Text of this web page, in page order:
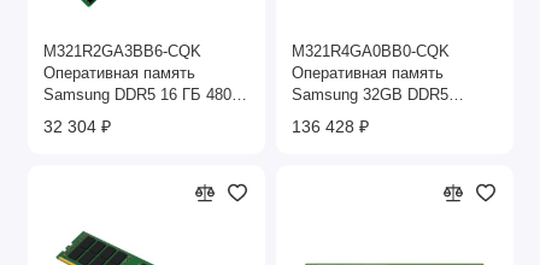
M321R2GA3BB6-CQK
Оперативная память
Samsung DDR5 16 ГБ 4800
МГц ECC Registered
32 304 ₽
M321R4GA0BB0-CQK
Оперативная память
Samsung 32GB DDR5
4800MHz ECC Registered
DIMM
136 428 ₽